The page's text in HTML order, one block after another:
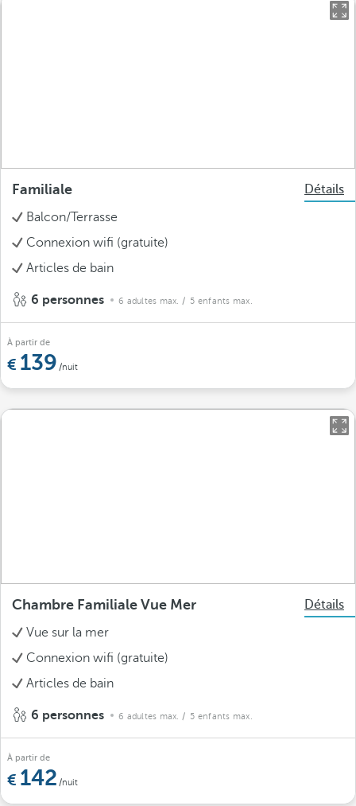
Familiale
Détails
Balcon/Terrasse
Connexion wifi (gratuite)
Articles de bain
6 personnes 6 adultes max. / 5 enfants max.
À partir de
139 /nuit
Chambre Familiale Vue Mer
Détails
Vue sur la mer
Connexion wifi (gratuite)
Articles de bain
6 personnes 6 adultes max. / 5 enfants max.
À partir de
142 /nuit